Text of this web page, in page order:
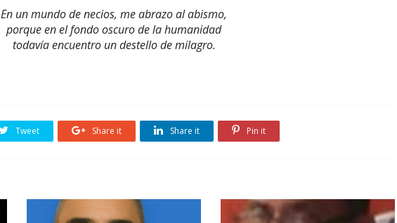
En un mundo de necios, me abrazo al abismo,
porque en el fondo oscuro de la humanidad
todavía encuentro un destello de milagro.
Tweet Share it Share it Pin it